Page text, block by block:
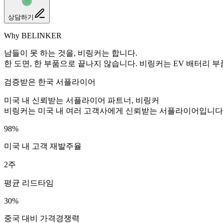
상담하기
Why BELINKER
남들이 못 하는 것을, 비링커는 합니다.
한 도면, 한 부품으로 끝나지 않습니다. 비링커는 EV 배터리
검증받은 한국 서플라이어
미국 내 신뢰받는 서플라이어 파트너, 비링커
비링커는 미국 내 여러 고객사에게 신뢰받는 서플라이어입니
98%
미국 내 고객 재발주율
2주
평균 리드타임
30%
중국 대비 가격경쟁력